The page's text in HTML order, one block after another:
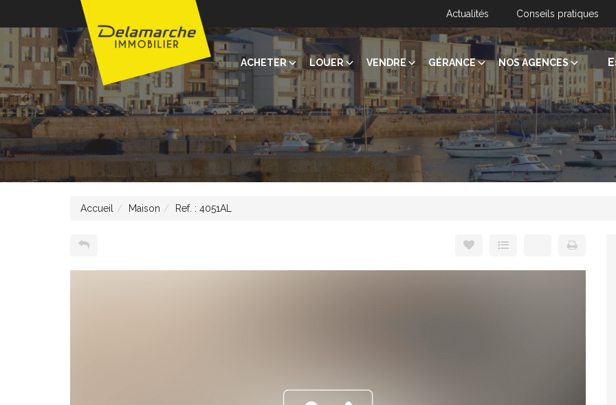
Actualités Conseils pratiques
ACHETER LOUER VENDRE GÉRANCE NOS AGENCES
Accueil Maison Ref. : 4051AL